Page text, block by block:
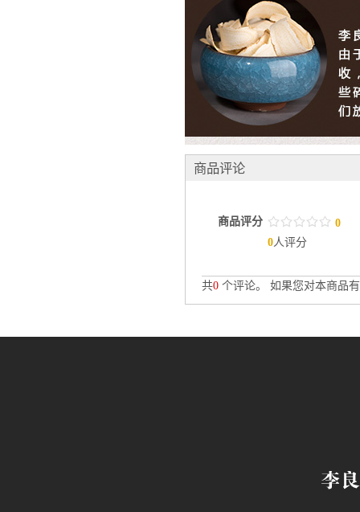
商品评论
商品评分 / / / / /
. . . . . 0
0人评分
共0 个评论。 如果您对本商品